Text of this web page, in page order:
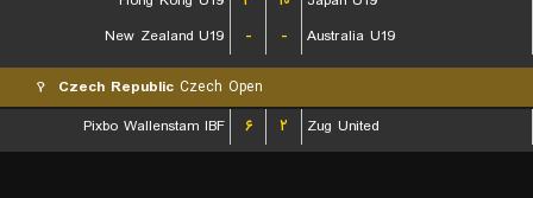
New Zealand U19
- - Australia U19
Czech Republic Czech Open
Pixbo Wallenstam IBF
۶ ۲ Zug United